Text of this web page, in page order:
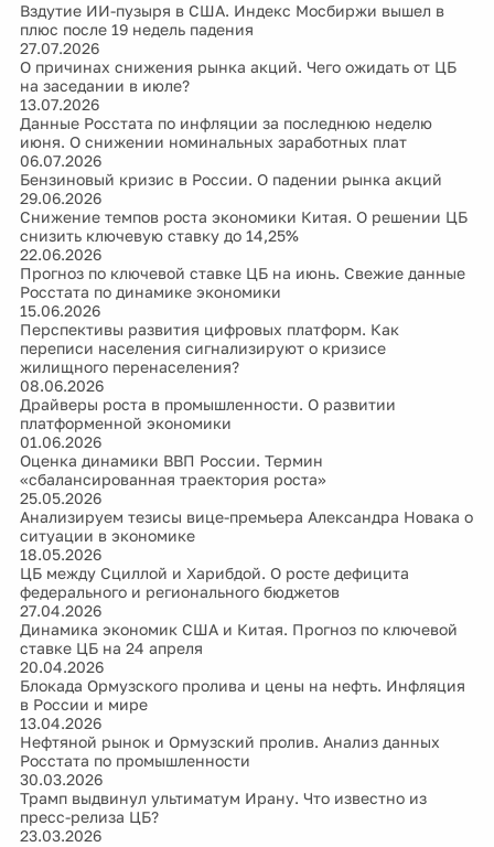
Вздутие ИИ-пузыря в США. Индекс Мосбиржи вышел в
плюс после 19 недель падения
27.07.2026
О причинах снижения рынка акций. Чего ожидать от ЦБ
на заседании в июле?
13.07.2026
Данные Росстата по инфляции за последнюю неделю
июня. О снижении номинальных заработных плат
06.07.2026
Бензиновый кризис в России. О падении рынка акций
29.06.2026
Снижение темпов роста экономики Китая. О решении ЦБ
снизить ключевую ставку до 14,25%
22.06.2026
Прогноз по ключевой ставке ЦБ на июнь. Свежие данные
Росстата по динамике экономики
15.06.2026
Перспективы развития цифровых платформ. Как
переписи населения сигнализируют о кризисе
жилищного перенаселения?
08.06.2026
Драйверы роста в промышленности. О развитии
платформенной экономики
01.06.2026
Оценка динамики ВВП России. Термин
«сбалансированная траектория роста»
25.05.2026
Анализируем тезисы вице-премьера Александра Новака о
ситуации в экономике
18.05.2026
ЦБ между Сциллой и Харибдой. О росте дефицита
федерального и регионального бюджетов
27.04.2026
Динамика экономик США и Китая. Прогноз по ключевой
ставке ЦБ на 24 апреля
20.04.2026
Блокада Ормузского пролива и цены на нефть. Инфляция
в России и мире
13.04.2026
Нефтяной рынок и Ормузский пролив. Анализ данных
Росстата по промышленности
30.03.2026
Трамп выдвинул ультиматум Ирану. Что известно из
пресс-релиза ЦБ?
23.03.2026